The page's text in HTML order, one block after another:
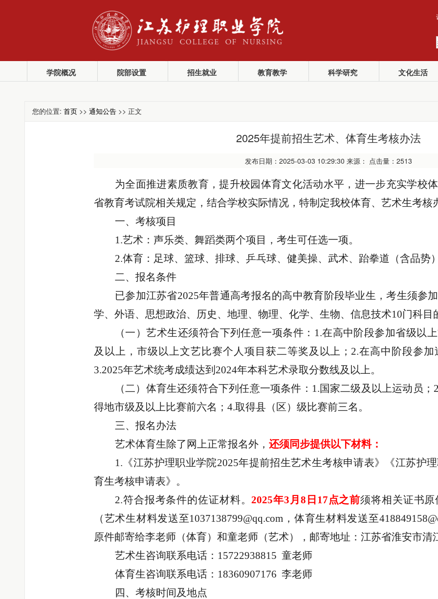
学院概况 院部设置 招生就业 教育教学 科学研究 文化生活
您的位置: 首页 >> 通知公告 >> 正文
2025年提前招生艺术、体育生考核办法
发布日期：2025-03-03 10:29:30 来源： 点击量： 2513
为全面推进素质教育，提升校园体育文化活动水平，进一步充实学校
省教育考试院相关规定，结合学校实际情况，特制定我校体育、艺术生考核
一、考核项目
1.艺术：声乐类、舞蹈类两个项目，考生可任选一项。
2.体育：足球、篮球、排球、乒乓球、健美操、武术、跆拳道（含品势
二、报名条件
已参加江苏省2025年普通高考报名的高中教育阶段毕业生，考生须参
学、外语、思想政治、历史、地理、物理、化学、生物、信息技术10门科
（一）艺术生还须符合下列任意一项条件： 1.在高中阶段参加省级以
及以上，市级以上文艺比赛个人项目获二等奖及以上；2.在高中阶段参
3.2025年艺术统考成绩达到2024年本科艺术录取分数线及以上。
（二）体育生还须符合下列任意一项条件： 1.国家二级及以上运动员
得地市级及以上比赛前六名；4.取得县（区）级比赛前三名。
三、 报名办法
艺术体育生除了网上正常报名外， 还须同步提供以下材料：
1.《江苏护理职业学院2025年提前招生艺术生考核申请表》《江苏护
育生考核申请表》。
2.符合报考条件的佐证材料。2025年3月8 日 17点之前须将相关证书
（艺术生材料发送至1037138799@qq.com，体育生材料发送至
原件邮寄给李老师（体育）和童老师（艺术），邮寄地址：江苏省淮安市清
艺术生咨询联系电话： 15722938815 童老师
体育生咨询联系电话： 18360907176 李老师
四、考核时间及地点